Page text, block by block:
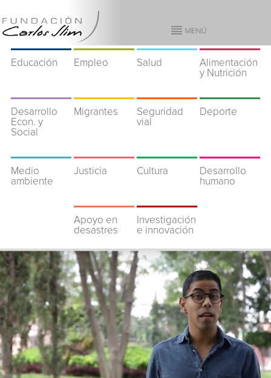
Educación Empleo Salud
Alimentación
y Nutrición
Desarrollo
Econ. y
Social
Migrantes
Seguridad
vial
Deporte
Medio
ambiente
Justicia Cultura
Desarrollo
humano
Apoyo en
desastres
Investigación
e innovación